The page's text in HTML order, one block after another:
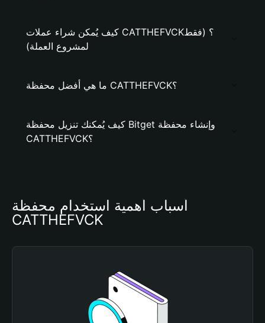
كيف يُمكن شراء عملات CATTHEFVCK؟ (فقط
لمشروع العملة)
ما هي أفضل محفظة CATTHEFVCK؟
كيف يُمكنك تنزيل محفظة Bitget وإنشاء محفظة
CATTHEFVCK؟
أسباب أهمية استخدام محفظة
CATTHEFVCK